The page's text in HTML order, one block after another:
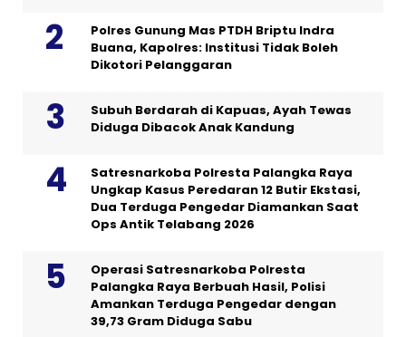
Polres Gunung Mas PTDH Briptu Indra
Buana, Kapolres: Institusi Tidak Boleh
Dikotori Pelanggaran
Subuh Berdarah di Kapuas, Ayah Tewas
Diduga Dibacok Anak Kandung
Satresnarkoba Polresta Palangka Raya
Ungkap Kasus Peredaran 12 Butir Ekstasi,
Dua Terduga Pengedar Diamankan Saat
Ops Antik Telabang 2026
Operasi Satresnarkoba Polresta
Palangka Raya Berbuah Hasil, Polisi
Amankan Terduga Pengedar dengan
39,73 Gram Diduga Sabu